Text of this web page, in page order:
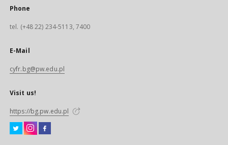
Phone
tel. (+48 22) 234-5113, 7400
E-Mail
cyfr.bg@pw.edu.pl
Visit us!
https://bg.pw.edu.pl